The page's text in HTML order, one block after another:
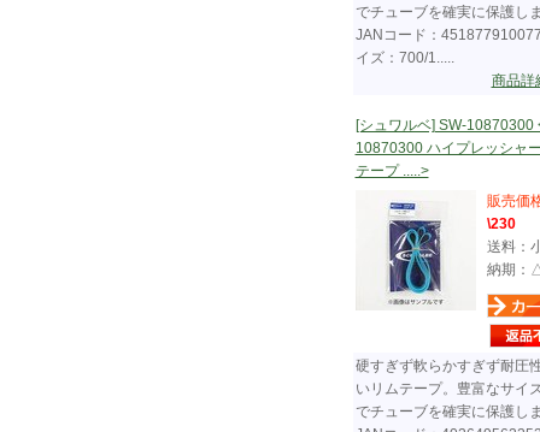
でチューブを確実に保護し
JANコード：
イズ：700/1.....
商品
[シュワルベ] SW-10870300
10870300 ハイプレッシャ
テープ .....>
販売価
\230
送料：
納期：
硬すぎず軟らかすぎず耐圧
いリムテープ。豊富なサイ
でチューブを確実に保護し